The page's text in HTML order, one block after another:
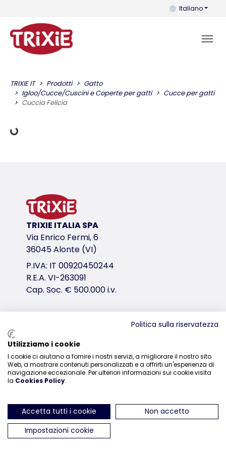
Puoi cambiare
Italiano
TRIXIE IT Prodotti
Gatto
Igloo/Cucce/Cuscini e Coperte per gatti
Cucce per gatti
Cuccia Felicia
Dati di carico
TRIXIE ITALIA SPA
Via Enrico Fermi, 6
36045 Alonte (VI)
P.IVA: IT 00920450244
R.E.A. VI-263091
Cap. Soc. € 500.000 i.v.
0444-835329
ci trovi su Instagram
ci trovi su Facebook
ci trovi su YouTube
ci trovi suci trovi su
Politica sulla riservatezza
Utilizziamo i cookie
I cookie ci aiutano a fornire i nostri servizi, a migliorare il nostro sito
Web, a mostrare contenuti personalizzati e a offrirti un'esperienza di
navigazione eccezionale. Per ulteriori informazioni sui cookie visita
la Cookies Policy.
Accetta tutti i cookie
Non accetto
Impostazioni cookie